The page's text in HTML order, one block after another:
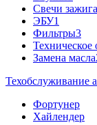
Свечи
ЭБУ1
Фильтры3
Замена масла
Техобслуживание
Фортунер
Хайлендер